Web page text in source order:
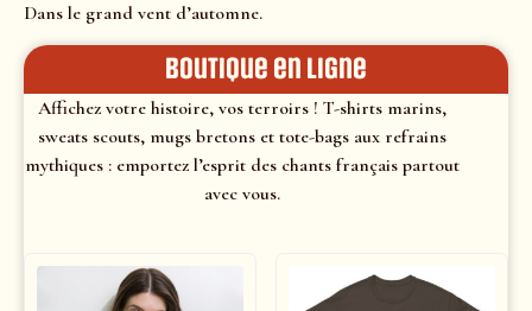
Dans le grand vent d’automne.
Boutique en ligne
Affichez votre histoire, vos terroirs ! T-shirts marins,
sweats scouts, mugs bretons et tote-bags aux refrains
mythiques : emportez l’esprit des chants français partout
avec vous.